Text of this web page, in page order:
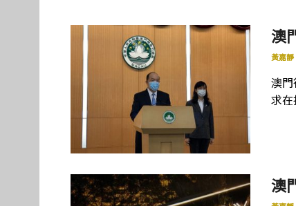
澳
黃嘉靜
澳
求在
澳